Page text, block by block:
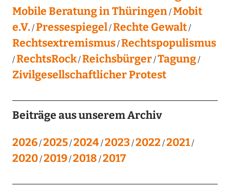
Mobile Beratung in Thüringen Mobit
e.V. Pressespiegel Rechte Gewalt
Rechtsextremismus Rechtspopulismus
RechtsRock Reichsbürger Tagung
Zivilgesellschaftlicher Protest
Beiträge aus unserem Archiv
2026 2025 2024 2023 2022 2021
2020 2019 2018 2017